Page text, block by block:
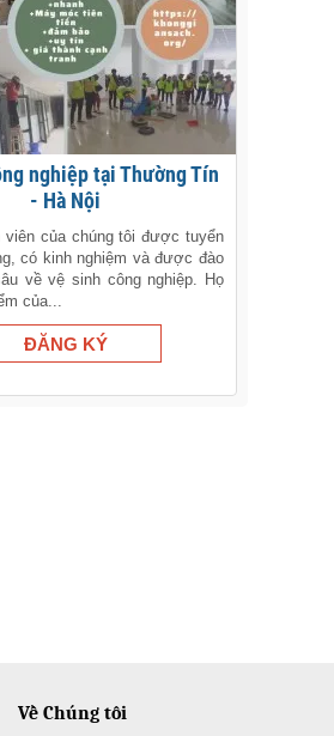
- Hà Nội
viên của chúng tôi được tuyển
có kinh nghiệm và được đào
về vệ sinh công nghiệp. Họ
của...
Về Chúng tôi